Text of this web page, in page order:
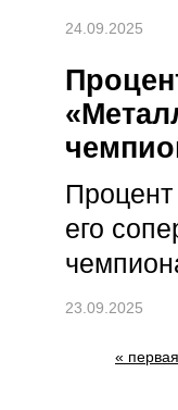
24.09.2025
его
23.09.2025
Страницы
« первая